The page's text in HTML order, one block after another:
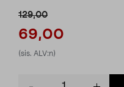
129,00
69,00
(sis. ALV:n)